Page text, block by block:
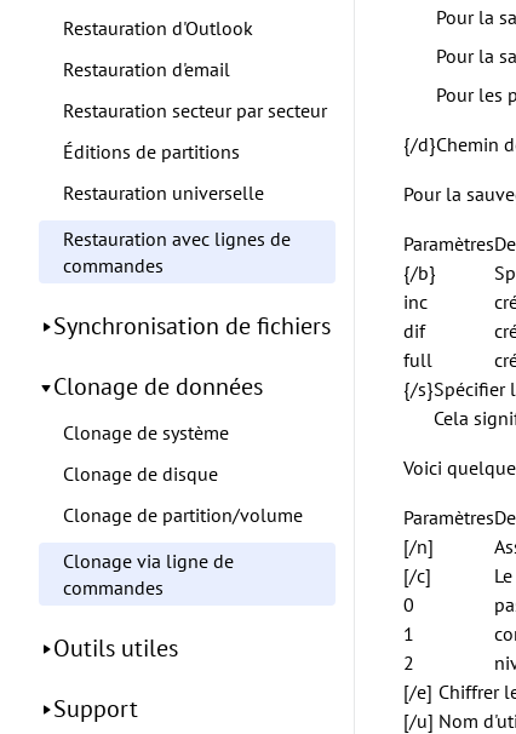
Restauration d'Outlook
Restauration d'email
Restauration secteur par secteur
Éditions de partitions
Restauration universelle
Restauration avec lignes de
commandes
Synchronisation de fichiers
Clonage de données
Clonage de système
Clonage de disque
Clonage de partition/volume
Clonage via ligne de
commandes
Outils utiles
Support
Pour la
Pour la
Pour les
{/d}Chemin
Pour la
Paramètres
{/b}
inc
dif
full
{/s}Spécifier
Cela
Voici
Paramètres
[/n]
[/c]
0
1
2
[/e] Chiffrer
[/u] Nom